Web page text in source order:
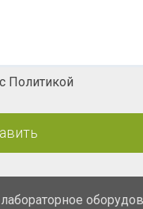
Политикой